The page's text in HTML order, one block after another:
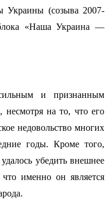
Украины (созыва 2007-
«Наша Украина —
и признанным
несмотря на то, что его
недовольство многих
годы. Кроме того,
убедить внешнее
именно он является